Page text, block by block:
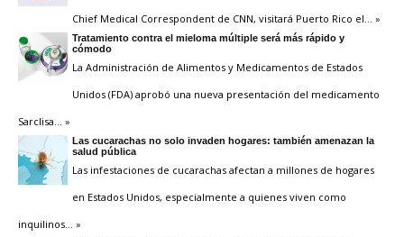
Chief Medical Correspondent de CNN, visitará Puerto Rico el… »
Tratamiento contra el mieloma múltiple será más rápido y
cómodo
La Administración de Alimentos y Medicamentos de Estados
Unidos (FDA) aprobó una nueva presentación del medicamento
Sarclisa… »
Las cucarachas no solo invaden hogares: también amenazan la
salud pública
Las infestaciones de cucarachas afectan a millones de hogares
en Estados Unidos, especialmente a quienes viven como
inquilinos… »